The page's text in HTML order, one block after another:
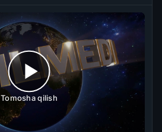
Tomosha qilish